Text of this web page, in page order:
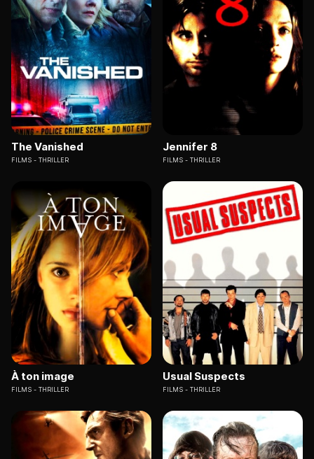
The Vanished
FILMS THRILLER
Jennifer 8
FILMS THRILLER
À ton image
FILMS THRILLER
Usual Suspects
FILMS THRILLER